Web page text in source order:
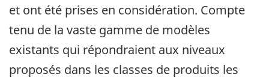
et ont été prises en considération. Compte
tenu de la vaste gamme de modèles
existants qui répondraient aux niveaux
proposés dans les classes de produits les